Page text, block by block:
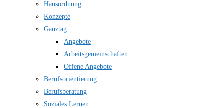
Hausordnung
Konzepte
Ganztag
Angebote
Arbeitsgemeinschaften
Offene Angebote
Berufsorientierung
Berufsberatung
Soziales Lernen